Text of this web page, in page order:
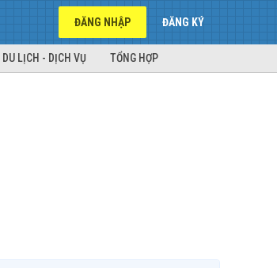
ĐĂNG NHẬP ĐĂNG KÝ
DU LỊCH - DỊCH VỤ TỔNG HỢP